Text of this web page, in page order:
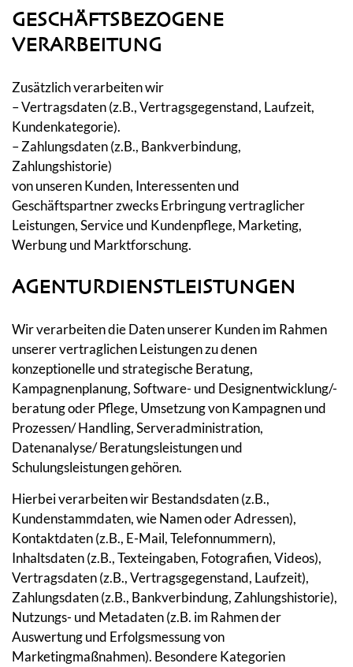
GESCHÄFTSBEZOGENE
VERARBEITUNG
Zusätzlich verarbeiten wir
– Vertragsdaten (z.B., Vertragsgegenstand, Laufzeit,
Kundenkategorie).
– Zahlungsdaten (z.B., Bankverbindung,
Zahlungshistorie)
von unseren Kunden, Interessenten und
Geschäftspartner zwecks Erbringung vertraglicher
Leistungen, Service und Kundenpflege, Marketing,
Werbung und Marktforschung.
AGENTURDIENSTLEISTUNGEN
Wir verarbeiten die Daten unserer Kunden im Rahmen
unserer vertraglichen Leistungen zu denen
konzeptionelle und strategische Beratung,
Kampagnenplanung, Software- und Designentwicklung/-
beratung oder Pflege, Umsetzung von Kampagnen und
Prozessen/ Handling, Serveradministration,
Datenanalyse/ Beratungsleistungen und
Schulungsleistungen gehören.
Hierbei verarbeiten wir Bestandsdaten (z.B.,
Kundenstammdaten, wie Namen oder Adressen),
Kontaktdaten (z.B., E-Mail, Telefonnummern),
Inhaltsdaten (z.B., Texteingaben, Fotografien, Videos),
Vertragsdaten (z.B., Vertragsgegenstand, Laufzeit),
Zahlungsdaten (z.B., Bankverbindung, Zahlungshistorie),
Nutzungs- und Metadaten (z.B. im Rahmen der
Auswertung und Erfolgsmessung von
Marketingmaßnahmen). Besondere Kategorien